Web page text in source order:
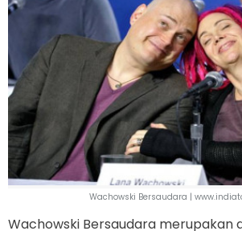
Wachowski Bersaudara |
Wachowski Bersaudara merupakan